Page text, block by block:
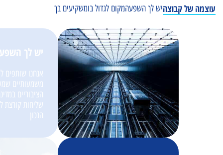
עוצמה של קבוצהיש לך השפעהמקום לגדול בומשקיעים בך
יש לך
אנחנו שותפים
משמעותיים
הציבוריים
שליחות קורצת
הנכון